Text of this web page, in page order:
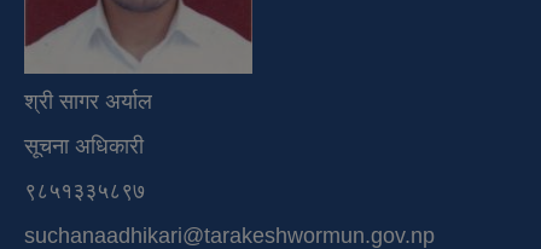
श्री सागर अर्याल
सूचना अधिकारी
९८५१३३५८९७
suchanaadhikari@tarakeshwormun.gov.np